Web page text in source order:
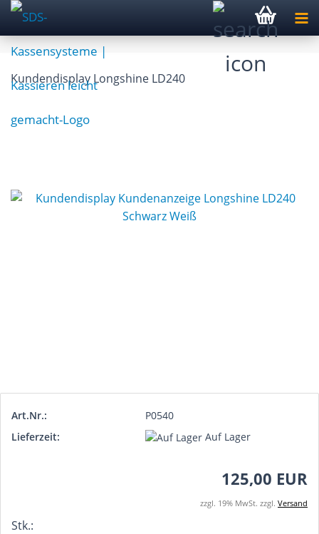
Kundendisplay Longshine LD240
Art.Nr.:
P0540
Lieferzeit:
Auf Lager
125,00 EUR
zzgl. 19% MwSt. zzgl. Versand
Stk.: